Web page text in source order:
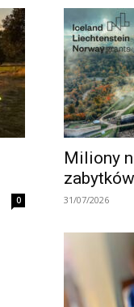
0
Miliony
31/07/2026